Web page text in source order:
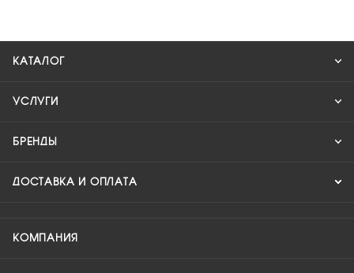
КАТАЛОГ
УСЛУГИ
БРЕНДЫ
ДОСТАВКА И ОПЛАТА
КОМПАНИЯ